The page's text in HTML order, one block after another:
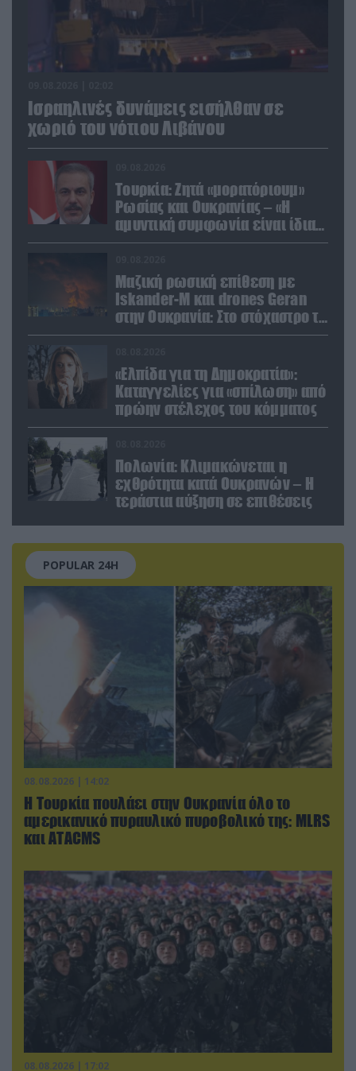
Ισραηλινές δυνάμεις εισήλθαν σε
χωριό του νότιου Λιβάνου
Τουρκία: Ζητά «μορατόριουμ»
Ρωσίας και Ουκρανίας – «Η
αμυντική συμφωνία είναι ίδια
με το άρθρο 5 του ΝΑΤΟ» (upd)
Μαζική ρωσική επίθεση με
Iskander-M και drones Geran
στην Ουκρανία: Στο στόχαστρο το
εργοστάσιο των Flamingo
«Ελπίδα για τη Δημοκρατία»:
Καταγγελίες για «σπίλωση» από
πρώην στέλεχος του κόμματος
Πολωνία: Κλιμακώνεται η
εχθρότητα κατά Ουκρανών – Η
τεράστια αύξηση σε επιθέσεις
POPULAR 24H
08.08.2026 | 14:02
Η Τουρκία πουλάει στην Ουκρανία όλο το
αμερικανικό πυραυλικό πυροβολικό της: MLRS
και ΑΤΑCMS
08.08.2026 | 17:02